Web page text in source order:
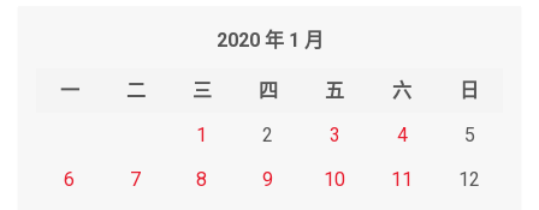
2020 年 1 月
一 二 三 四 五 六
日
1
2 3 4
5
6
7 8 9 10 11
12